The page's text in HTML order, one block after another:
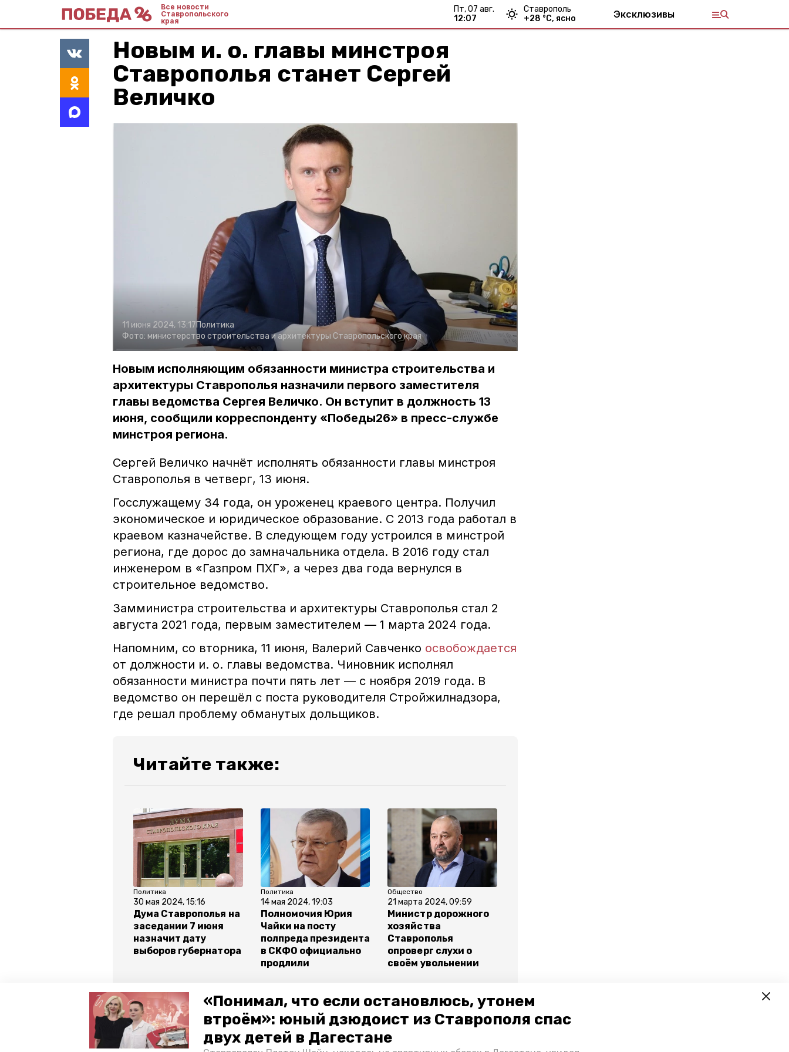
«Понимал, что если остановлюсь, утонем
втроём»: юный дзюдоист из Ставрополя спас
двух детей в Дагестане
Все новости
Ставропольского
края
пт, 07 авг.
12:07
Ставрополь
+28 °С, ясно Эксклюзивы
Новым и. о. главы минстроя
Ставрополья станет Сергей
Величко
11 июня 2024, 13:17Политика
Фото: министерство строительства и архитектуры Ставропольского края
Новым исполняющим обязанности министра строительства и
архитектуры Ставрополья назначили первого заместителя
главы ведомства Сергея Величко. Он вступит в должность 13
июня, сообщили корреспонденту «Победы26» в пресс-службе
минстроя региона.
Сергей Величко начнёт исполнять обязанности главы минстроя
Ставрополья в четверг, 13 июня.
Госслужащему 34 года, он уроженец краевого центра. Получил
экономическое и юридическое образование. С 2013 года работал в
краевом казначействе. В следующем году устроился в минстрой
региона, где дорос до замначальника отдела. В 2016 году стал
инженером в «Газпром ПХГ», а через два года вернулся в
строительное ведомство.
Замминистра строительства и архитектуры Ставрополья стал 2
августа 2021 года, первым заместителем — 1 марта 2024 года.
Напомним, со вторника, 11 июня, Валерий Савченко освобождается
от должности и. о. главы ведомства. Чиновник исполнял
обязанности министра почти пять лет — с ноября 2019 года. В
ведомство он перешёл с поста руководителя Стройжилнадзора,
где решал проблему обманутых дольщиков.
Читайте также:
Политика
30 мая 2024, 15:16
Дума Ставрополья на
заседании 7 июня
назначит дату
выборов губернатора
Политика
14 мая 2024, 19:03
Полномочия Юрия
Чайки на посту
полпреда президента
в СКФО официально
продлили
Общество
21 марта 2024, 09:59
Министр дорожного
хозяйства
Ставрополья
опроверг слухи о
своём увольнении
Все новости
ставропольский край минстрой министр